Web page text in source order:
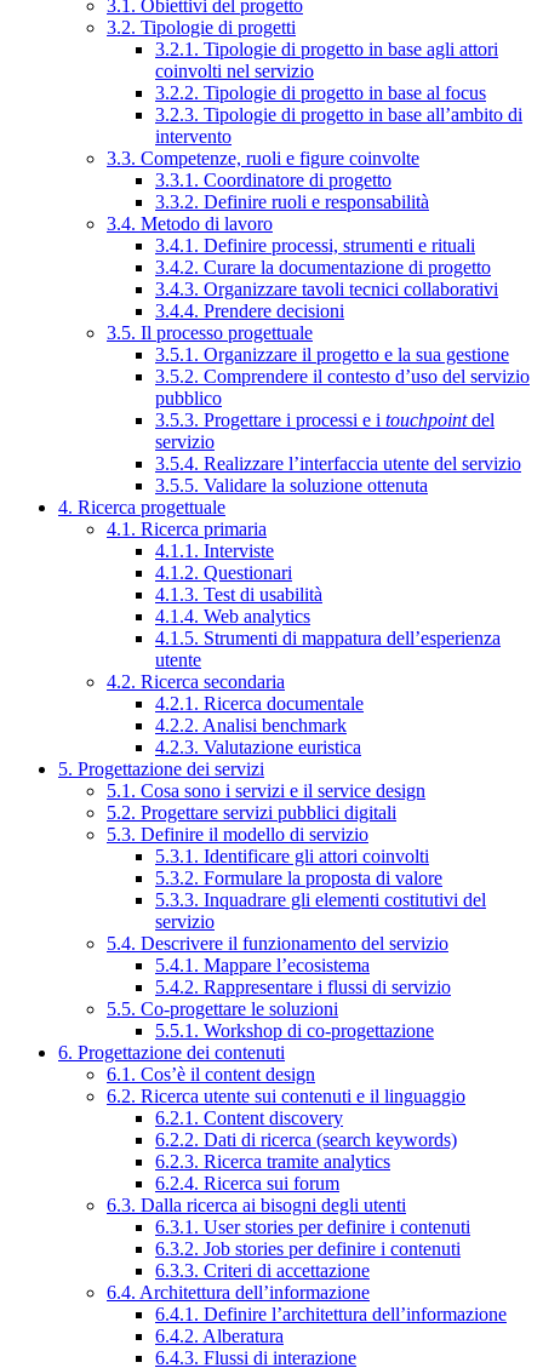
3.1. Obiettivi del progetto
3.2. Tipologie di progetti
3.2.1. Tipologie di progetto in base agli attori
coinvolti nel servizio
3.2.2. Tipologie di progetto in base al focus
3.2.3. Tipologie di progetto in base all’ambito di
intervento
3.3. Competenze, ruoli e figure coinvolte
3.3.1. Coordinatore di progetto
3.3.2. Definire ruoli e responsabilità
3.4. Metodo di lavoro
3.4.1. Definire processi, strumenti e rituali
3.4.2. Curare la documentazione di progetto
3.4.3. Organizzare tavoli tecnici collaborativi
3.4.4. Prendere decisioni
3.5. Il processo progettuale
3.5.1. Organizzare il progetto e la sua gestione
3.5.2. Comprendere il contesto d’uso del servizio
pubblico
3.5.3. Progettare i processi e i touchpointdel
servizio
3.5.4. Realizzare l’interfaccia utente del servizio
3.5.5. Validare la soluzione ottenuta
4. Ricerca progettuale
4.1. Ricerca primaria
4.1.1. Interviste
4.1.2. Questionari
4.1.3. Test di usabilità
4.1.4. Web analytics
4.1.5. Strumenti di mappatura dell’esperienza
utente
4.2. Ricerca secondaria
4.2.1. Ricerca documentale
4.2.2. Analisi benchmark
4.2.3. Valutazione euristica
5. Progettazione dei servizi
5.1. Cosa sono i servizi e il service design
5.2. Progettare servizi pubblici digitali
5.3. Definire il modello di servizio
5.3.1. Identificare gli attori coinvolti
5.3.2. Formulare la proposta di valore
5.3.3. Inquadrare gli elementi costitutivi del
servizio
5.4. Descrivere il funzionamento del servizio
5.4.1. Mappare l’ecosistema
5.4.2. Rappresentare i flussi di servizio
5.5. Co-progettare le soluzioni
5.5.1. Workshop di co-progettazione
6. Progettazione dei contenuti
6.1. Cos’è il content design
6.2. Ricerca utente sui contenuti e il linguaggio
6.2.1. Content discovery
6.2.2. Dati di ricerca (search keywords)
6.2.3. Ricerca tramite analytics
6.2.4. Ricerca sui forum
6.3. Dalla ricerca ai bisogni degli utenti
6.3.1. User stories per definire i contenuti
6.3.2. Job stories per definire i contenuti
6.3.3. Criteri di accettazione
6.4. Architettura dell’informazione
6.4.1. Definire l’architettura dell’informazione
6.4.2. Alberatura
6.4.3. Flussi di interazione